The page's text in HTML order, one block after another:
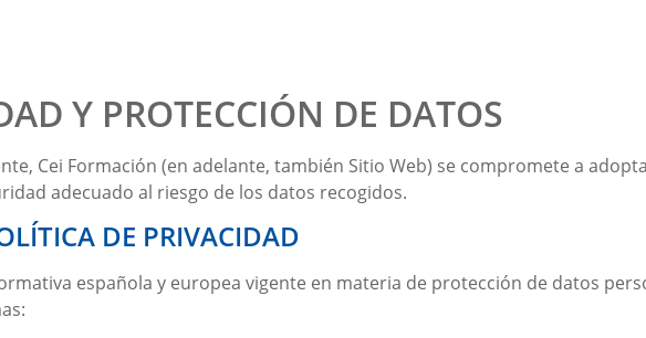
Y PROTECCIÓN DE DATOS
Cei Formación (en adelante, también Sitio Web) se compromete a
adecuado al riesgo de los datos recogidos.
DE PRIVACIDAD
española y europea vigente en materia de protección de datos